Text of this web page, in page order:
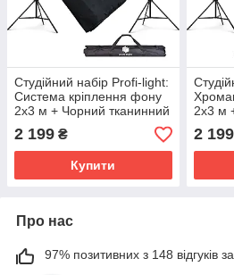
Студійний набір Profi-light:
Система кріплення фону
2x3 м + Чорний тканинний
фон 2x3 м + 3 затискачі та
сумка
2 199 ₴
Купити
2x3 м
2 199
Про нас
97% позитивних з 148 відгуків за